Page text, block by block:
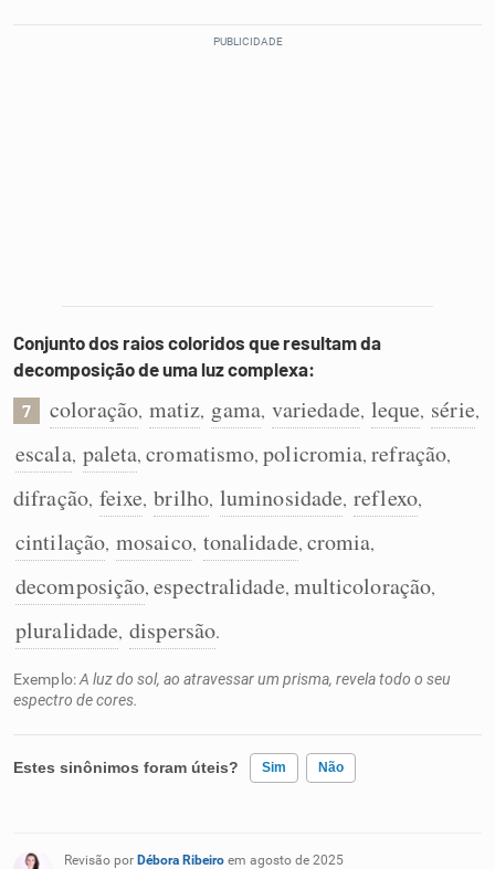
Conjunto dos raios coloridos que resultam da
decomposição de uma luz complexa:
7 coloração, matiz, gama, variedade, leque, série,
escala, paleta,cromatismo,policromia,refração,
difração, feixe, brilho, luminosidade, reflexo,
cintilação, mosaico, tonalidade, cromia,
decomposição,espectralidade, multicoloração,
pluralidade, dispersão.
Exemplo:A luz do sol, ao atravessar um prisma, revela todo o seu
espectro de cores.
Estes sinônimos foram úteis? Sim Não
Revisão por Débora Ribeiro em agosto de 2025